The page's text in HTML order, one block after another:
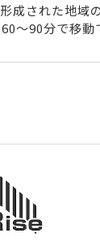
成された地域
～90分で移動